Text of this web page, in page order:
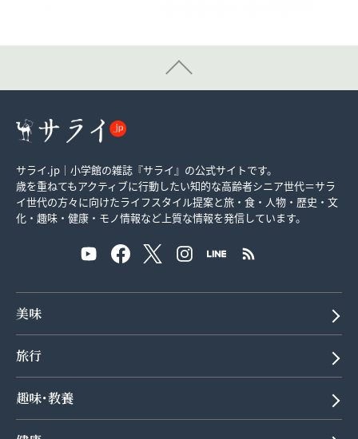
サライ.jp｜小学館の雑誌『サライ』の公式サイトです。
歳を重ねてもアクティブに行動したい知的な高齢者シニア世代＝サラ
イ世代の方々に向けたライフスタイル提案と旅・食・人物・歴史・文
化・趣味・健康・モノ情報など上質な情報を発信しています。
美味
旅行
趣味･教養